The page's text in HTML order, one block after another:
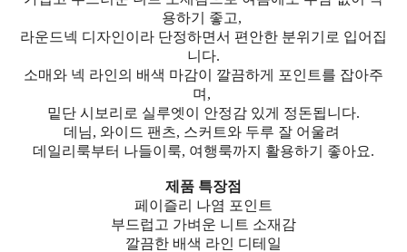
용하기 좋고,
라운드넥 디자인이라 단정하면서 편안한 분위기로 입어집
니다.
소매와 넥 라인의 배색 마감이 깔끔하게 포인트를 잡아주
며,
밑단 시보리로 실루엣이 안정감 있게 정돈됩니다.
데님, 와이드 팬츠, 스커트와 두루 잘 어울려
데일리룩부터 나들이룩, 여행룩까지 활용하기 좋아요.
제품 특장점
페이즐리 나염 포인트
부드럽고 가벼운 니트 소재감
깔끔한 배색 라인 디테일